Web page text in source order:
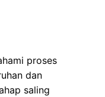
proses
dan
saling